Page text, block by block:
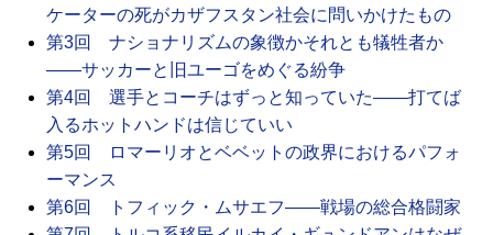
ケーターの死がカザフスタン社会に問いかけたもの
第3回 ナショナリズムの象徴かそれとも犠牲者か
――サッカーと旧ユーゴをめぐる紛争
第4回 選手とコーチはずっと知っていた――打てば
入るホットハンドは信じていい
第5回 ロマーリオとベベットの政界におけるパフォ
ーマンス
第6回 トフィック・ムサエフ――戦場の総合格闘家